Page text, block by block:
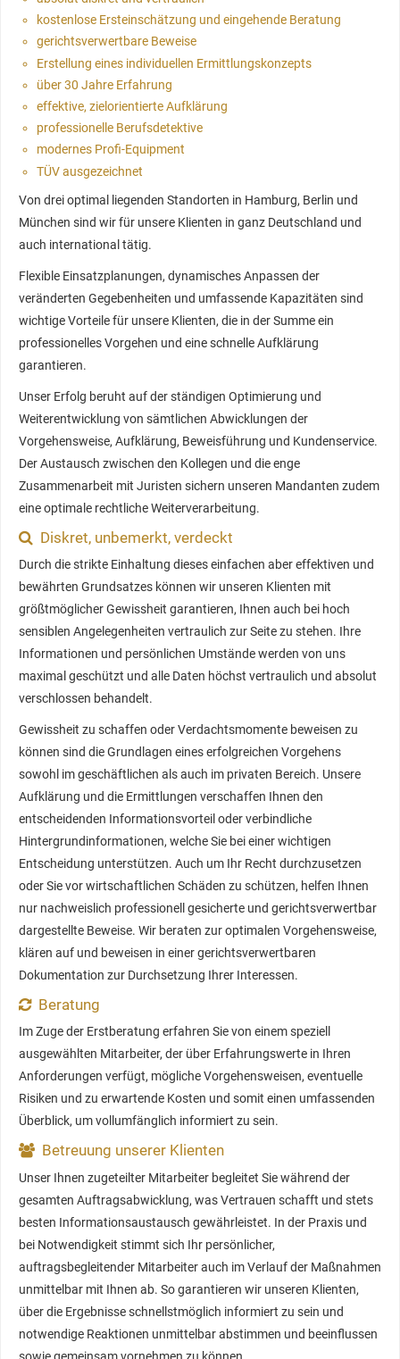
kostenlose Ersteinschätzung und eingehende Beratung
gerichtsverwertbare Beweise
Erstellung eines individuellen Ermittlungskonzepts
über 30 Jahre Erfahrung
effektive, zielorientierte Aufklärung
professionelle Berufsdetektive
modernes Profi-Equipment
TÜV ausgezeichnet
Von drei optimal liegenden Standorten in Hamburg, Berlin und
München sind wir für unsere Klienten in ganz Deutschland und
auch international tätig.
Flexible Einsatzplanungen, dynamisches Anpassen der
veränderten Gegebenheiten und umfassende Kapazitäten sind
wichtige Vorteile für unsere Klienten, die in der Summe ein
professionelles Vorgehen und eine schnelle Aufklärung
garantieren.
Unser Erfolg beruht auf der ständigen Optimierung und
Weiterentwicklung von sämtlichen Abwicklungen der
Vorgehensweise, Aufklärung, Beweisführung und Kundenservice.
Der Austausch zwischen den Kollegen und die enge
Zusammenarbeit mit Juristen sichern unseren Mandanten zudem
eine optimale rechtliche Weiterverarbeitung.
Diskret, unbemerkt, verdeckt
Durch die strikte Einhaltung dieses einfachen aber effektiven und
bewährten Grundsatzes können wir unseren Klienten mit
größtmöglicher Gewissheit garantieren, Ihnen auch bei hoch
sensiblen Angelegenheiten vertraulich zur Seite zu stehen. Ihre
Informationen und persönlichen Umstände werden von uns
maximal geschützt und alle Daten höchst vertraulich und absolut
verschlossen behandelt.
Gewissheit zu schaffen oder Verdachtsmomente beweisen zu
können sind die Grundlagen eines erfolgreichen Vorgehens
sowohl im geschäftlichen als auch im privaten Bereich. Unsere
Aufklärung und die Ermittlungen verschaffen Ihnen den
entscheidenden Informationsvorteil oder verbindliche
Hintergrundinformationen, welche Sie bei einer wichtigen
Entscheidung unterstützen. Auch um Ihr Recht durchzusetzen
oder Sie vor wirtschaftlichen Schäden zu schützen, helfen Ihnen
nur nachweislich professionell gesicherte und gerichtsverwertbar
dargestellte Beweise. Wir beraten zur optimalen Vorgehensweise,
klären auf und beweisen in einer gerichtsverwertbaren
Dokumentation zur Durchsetzung Ihrer Interessen.
Beratung
Im Zuge der Erstberatung erfahren Sie von einem speziell
ausgewählten Mitarbeiter, der über Erfahrungswerte in Ihren
Anforderungen verfügt, mögliche Vorgehensweisen, eventuelle
Risiken und zu erwartende Kosten und somit einen umfassenden
Überblick, um vollumfänglich informiert zu sein.
Betreuung unserer Klienten
Unser Ihnen zugeteilter Mitarbeiter begleitet Sie während der
gesamten Auftragsabwicklung, was Vertrauen schafft und stets
besten Informationsaustausch gewährleistet. In der Praxis und
bei Notwendigkeit stimmt sich Ihr persönlicher,
auftragsbegleitender Mitarbeiter auch im Verlauf der Maßnahmen
unmittelbar mit Ihnen ab. So garantieren wir unseren Klienten,
über die Ergebnisse schnellstmöglich informiert zu sein und
notwendige Reaktionen unmittelbar abstimmen und beeinflussen
sowie gemeinsam vornehmen zu können.